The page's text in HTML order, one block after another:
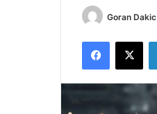
Goran Dakic